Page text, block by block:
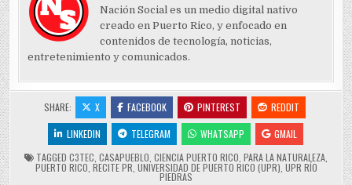
Nación Social es un medio digital nativo
creado en Puerto Rico, y enfocado en
contenidos de tecnología, noticias,
entretenimiento y comunicados.
SHARE: X FACEBOOK PINTEREST
REDDIT
LINKEDIN
TELEGRAM WHATSAPP
GMAIL
TAGGED C3TEC CASAPUEBLO CIENCIA PUERTO RICO PARA LA NATURALEZA
PUERTO RICO RECITE PR UNIVERSIDAD DE PUERTO RICO (UPR) UPR RÍO
PIEDRAS